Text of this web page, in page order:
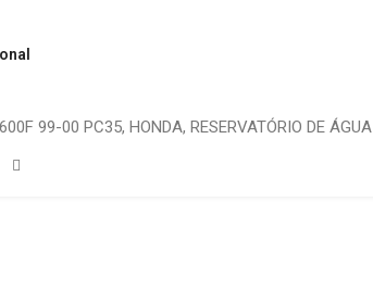
99-00 PC35, HONDA, RESERVATÓRIO DE ÁGUA